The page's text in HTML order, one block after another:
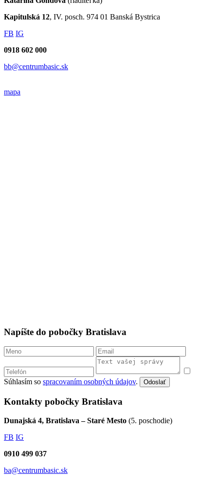
Kapitulská 12, IV. posch. 974 01 Banská Bystrica
FB IG
0918 602 000
bb@centrumbasic.sk
mapa
Napíšte do pobočky Bratislava
Súhlasím so spracovaním osobných údajov. Odoslať
Kontakty pobočky Bratislava
Dunajská 4, Bratislava – Staré Mesto (5. poschodie)
FB IG
0910 499 037
ba@centrumbasic.sk